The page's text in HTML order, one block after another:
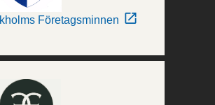
Företagsminnen